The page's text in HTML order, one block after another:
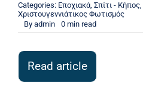
Categories: Εποχιακά, Σπίτι - Κήπος,
Χριστουγεννιάτικος Φωτισμός
By admin 0 min read
Read article